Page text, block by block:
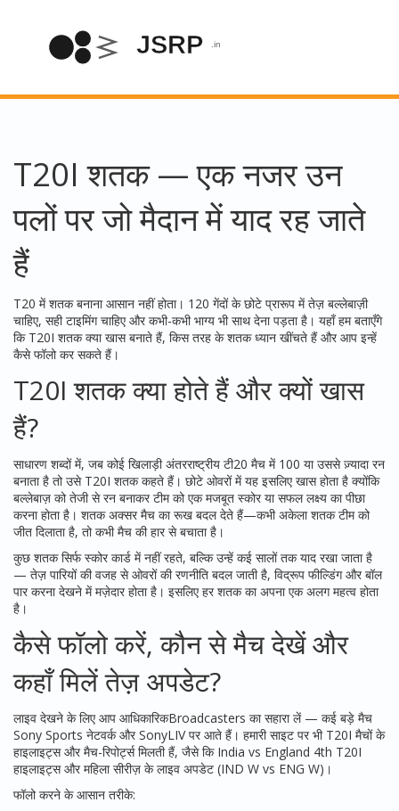
T20I शतक — एक नजर उन
पलों पर जो मैदान में याद रह जाते
हैं
T20 में शतक बनाना आसान नहीं होता। 120 गेंदों के छोटे प्रारूप में तेज़ बल्लेबाज़ी
चाहिए, सही टाइमिंग चाहिए और कभी-कभी भाग्य भी साथ देना पड़ता है। यहाँ हम बताएँगे
कि T20I शतक क्या खास बनाते हैं, किस तरह के शतक ध्यान खींचते हैं और आप इन्हें
कैसे फॉलो कर सकते हैं।
T20I शतक क्या होते हैं और क्यों खास
हैं?
साधारण शब्दों में, जब कोई खिलाड़ी अंतरराष्ट्रीय टी20 मैच में 100 या उससे ज़्यादा रन
बनाता है तो उसे T20I शतक कहते हैं। छोटे ओवरों में यह इसलिए खास होता है क्योंकि
बल्लेबाज़ को तेजी से रन बनाकर टीम को एक मजबूत स्कोर या सफल लक्ष्य का पीछा
करना होता है। शतक अक्सर मैच का रूख बदल देते हैं—कभी अकेला शतक टीम को
जीत दिलाता है, तो कभी मैच की हार से बचाता है।
कुछ शतक सिर्फ स्कोर कार्ड में नहीं रहते, बल्कि उन्हें कई सालों तक याद रखा जाता है
— तेज़ पारियों की वजह से ओवरों की रणनीति बदल जाती है, विद्रूप फील्डिंग और बॉल
पार करना देखने में मज़ेदार होता है। इसलिए हर शतक का अपना एक अलग महत्व होता
है।
कैसे फॉलो करें, कौन से मैच देखें और
कहाँ मिलें तेज़ अपडेट?
लाइव देखने के लिए आप आधिकारिकBroadcasters का सहारा लें — कई बड़े मैच
Sony Sports नेटवर्क और SonyLIV पर आते हैं। हमारी साइट पर भी T20I मैचों के
हाइलाइट्स और मैच-रिपोर्ट्स मिलती हैं, जैसे कि India vs England 4th T20I
हाइलाइट्स और महिला सीरीज़ के लाइव अपडेट (IND W vs ENG W)।
फॉलो करने के आसान तरीके: